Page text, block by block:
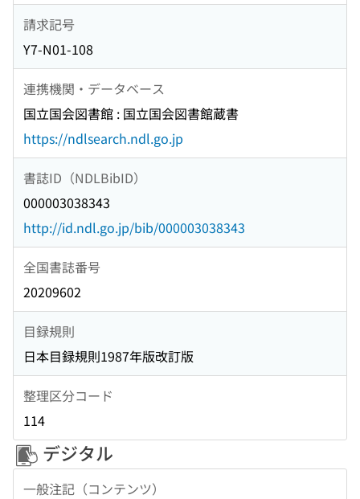
請求記号
Y7-N01-108
連携機関・データベース
国立国会図書館 : 国立国会図書館蔵書
https://ndlsearch.ndl.go.jp
書誌ID（NDLBibID）
000003038343
http://id.ndl.go.jp/bib/000003038343
全国書誌番号
20209602
目録規則
日本目録規則1987年版改訂版
整理区分コード
114
デジタル
一般注記（コンテンツ）